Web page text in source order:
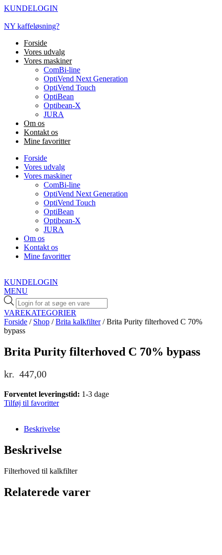
Videre
indhold
KUNDELOGIN
NY kaffeløsning?
Forside
Vores udvalg
Vores maskiner
ComBi-line
OptiVend Next Generation
OptiVend Touch
OptiBean
Optibean-X
JURA
Om os
Kontakt os
Mine favoritter
Forside
Vores udvalg
Vores maskiner
ComBi-line
OptiVend Next Generation
OptiVend Touch
OptiBean
Optibean-X
JURA
Om os
Kontakt os
Mine favoritter
KUNDELOGIN
MENU
Products
search
VAREKATEGORIER
Forside / Shop /Brita kalkfilter/ Brita Purity filterhoved C 70%
bypass
Brita Purity filterhoved C 70% bypass
kr. 447,00
Forventet leveringstid: 1-3 dage
Tilføj til favoritter
Beskrivelse
Beskrivelse
Filterhoved til kalkfilter
Relaterede varer